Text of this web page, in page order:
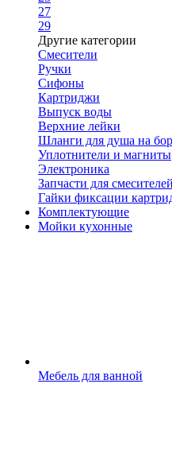
27
29
Другие категории
Смесители
Ручки
Сифоны
Картриджи
Выпуск воды
Верхние лейки
Шланги для душа на
Уплотнители и магниты
Электроника
Запчасти для
Гайки фиксации
Комплектующие
Мойки кухонные
Мебель для ванной